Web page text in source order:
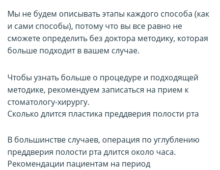
Мы не будем описывать этапы каждого способа (как
и сами способы), потому что вы все равно не
сможете определить без доктора методику, которая
больше подходит в вашем случае.
Чтобы узнать больше о процедуре и подходящей
методике, рекомендуем записаться на прием к
стоматологу-хирургу.
Сколько длится пластика преддверия полости рта
В большинстве случаев, операция по углублению
преддверия полости рта длится около часа.
Рекомендации пациентам на период